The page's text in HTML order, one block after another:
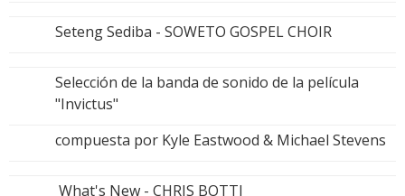
Seteng Sediba - SOWETO GOSPEL CHOIR
Selección de la banda de sonido de la película
"Invictus"
compuesta por Kyle Eastwood & Michael Stevens
What's New - CHRIS BOTTI